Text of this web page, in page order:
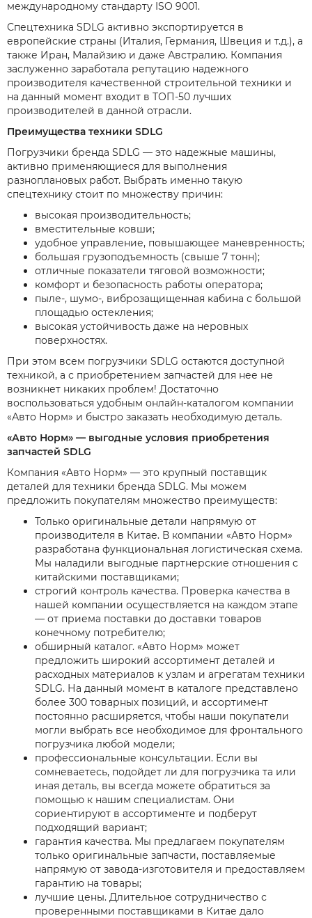
международному стандарту ISO 9001.
Спецтехника SDLG активно экспортируется в
европейские страны (Италия, Германия, Швеция и т.д.), а
также Иран, Малайзию и даже Австралию. Компания
заслуженно заработала репутацию надежного
производителя качественной строительной техники и
на данный момент входит в ТОП-50 лучших
производителей в данной отрасли.
Преимущества техники SDLG
Погрузчики бренда SDLG — это надежные машины,
активно применяющиеся для выполнения
разноплановых работ. Выбрать именно такую
спецтехнику стоит по множеству причин:
высокая производительность;
вместительные ковши;
удобное управление, повышающее маневренность;
большая грузоподъемность (свыше 7 тонн);
отличные показатели тяговой возможности;
комфорт и безопасность работы оператора;
пыле-, шумо-, виброзащищенная кабина с большой
площадью остекления;
высокая устойчивость даже на неровных
поверхностях.
При этом всем погрузчики SDLG остаются доступной
техникой, а с приобретением запчастей для нее не
возникнет никаких проблем! Достаточно
воспользоваться удобным онлайн-каталогом компании
«Авто Норм» и быстро заказать необходимую деталь.
«Авто Норм» — выгодные условия приобретения
запчастей SDLG
Компания «Авто Норм» — это крупный поставщик
деталей для техники бренда SDLG. Мы можем
предложить покупателям множество преимуществ:
Только оригинальные детали напрямую от
производителя в Китае. В компании «Авто Норм»
разработана функциональная логистическая схема.
Мы наладили выгодные партнерские отношения с
китайскими поставщиками;
строгий контроль качества. Проверка качества в
нашей компании осуществляется на каждом этапе
— от приема поставки до доставки товаров
конечному потребителю;
обширный каталог. «Авто Норм» может
предложить широкий ассортимент деталей и
расходных материалов к узлам и агрегатам техники
SDLG. На данный момент в каталоге представлено
более 300 товарных позиций, и ассортимент
постоянно расширяется, чтобы наши покупатели
могли выбрать все необходимое для фронтального
погрузчика любой модели;
профессиональные консультации. Если вы
сомневаетесь, подойдет ли для погрузчика та или
иная деталь, вы всегда можете обратиться за
помощью к нашим специалистам. Они
сориентируют в ассортименте и подберут
подходящий вариант;
гарантия качества. Мы предлагаем покупателям
только оригинальные запчасти, поставляемые
напрямую от завода-изготовителя и предоставляем
гарантию на товары;
лучшие цены. Длительное сотрудничество с
проверенными поставщиками в Китае дало